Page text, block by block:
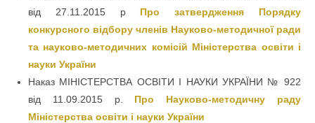
від 27.11.2015 р Про затвердження Порядку
конкурсного відбору членів Науково-методичної ради
та науково-методичних комісій Міністерства освіти і
науки України
Наказ МІНІСТЕРСТВА ОСВІТИ І НАУКИ УКРАЇНИ № 922
від 11.09.2015 р. Про Науково-методичну раду
Міністерства освіти і науки України